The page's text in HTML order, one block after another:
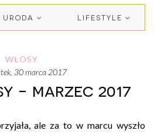
URODA LIFESTYLE
WŁOSY
30 marca 2017
- marzec 2017
ale za to w marcu wyszło